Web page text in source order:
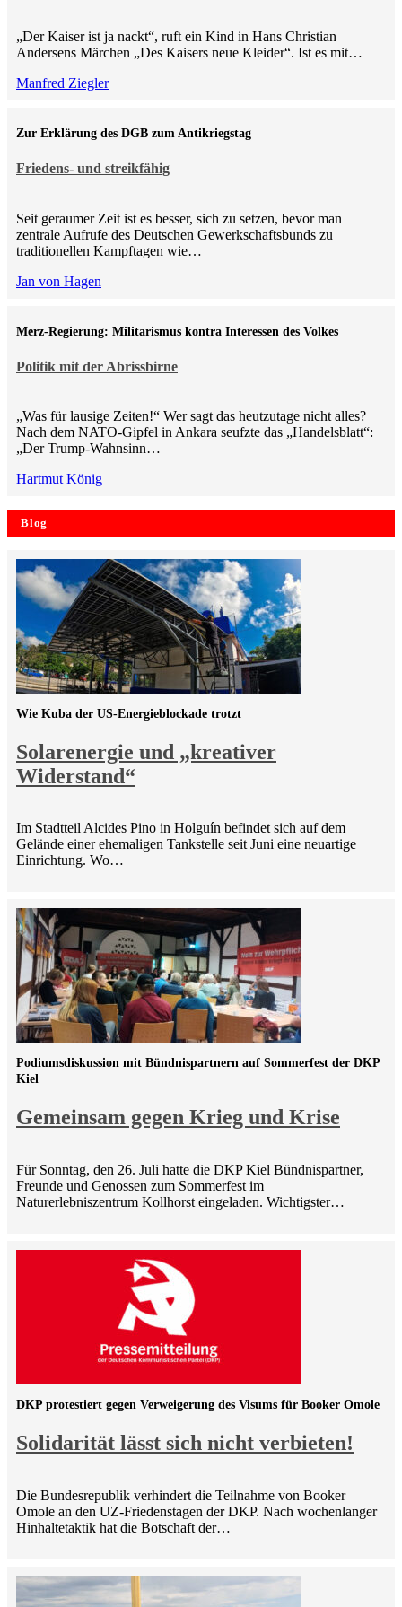
„Der Kaiser ist ja nackt“, ruft ein Kind in Hans Christian
Andersens Märchen „Des Kaisers neue Kleider“. Ist es mit…
Manfred Ziegler
Friedens- und streikfähig
Zur Erklärung des DGB zum Antikriegstag
Seit geraumer Zeit ist es besser, sich zu setzen, bevor man
zentrale Aufrufe des Deutschen Gewerkschaftsbunds zu
traditionellen Kampftagen wie…
Jan von Hagen
Politik mit der Abrissbirne
Merz-Regierung: Militarismus kontra Inte­ressen des Volkes
„Was für lausige Zeiten!“ Wer sagt das heutzutage nicht alles?
Nach dem NATO-Gipfel in Ankara seufzte das „Handelsblatt“:
„Der Trump-Wahnsinn…
Hartmut König
Blog
Solarenergie und „kreativer
Widerstand“
Wie Kuba der US-Energieblockade trotzt
Im Stadtteil Alcides Pino in Holguín befindet sich auf dem
Gelände einer ehemaligen Tankstelle seit Juni eine neuartige
Einrichtung. Wo…
Gemeinsam gegen Krieg und Krise
Podiumsdiskussion mit Bündnispartnern auf Sommerfest der DKP
Kiel
Für Sonntag, den 26. Juli hatte die DKP Kiel Bündnispartner,
Freunde und Genossen zum Sommerfest im
Naturerlebniszentrum Kollhorst eingeladen. Wichtigster…
Solidarität lässt sich nicht verbieten!
DKP protestiert gegen Verweigerung des Visums für Booker Omole
Die Bundesrepublik verhindert die Teilnahme von Booker
Omole an den UZ-Friedenstagen der DKP. Nach wochenlanger
Hinhaltetaktik hat die Botschaft der…